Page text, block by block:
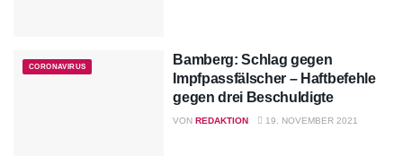
CORONAVIRUS
Bamberg: Schlag gegen
Impfpassfälscher – Haftbefehle
gegen drei Beschuldigte
VON REDAKTION 19. NOVEMBER 2021